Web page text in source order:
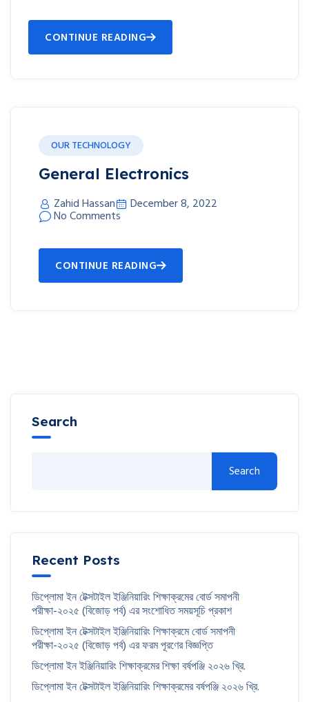
CONTINUE READING
OUR TECHNOLOGY
General Electronics
Zahid Hassan December 8, 2022
No Comments
CONTINUE READING
Search
Search
Recent Posts
ডিপ্লোমা ইন টেক্সটাইল ইঞ্জিনিয়ারিং শিক্ষাক্রমের বোর্ড সমাপনী
পরীক্ষা-২০২৫ (বিজোড় পর্ব) এর সংশোধিত সময়সূচি প্রকাশ
ডিপ্লোমা ইন টেক্সটাইল ইঞ্জিনিয়ারিং শিক্ষাক্রমে বোর্ড সমাপনী
পরীক্ষা-২০২৫ (বিজোড় পর্ব) এর ফরম পূরণের বিজ্ঞপ্তি
ডিপ্লোমা ইন ইঞ্জিনিয়ারিং শিক্ষাক্রমের শিক্ষা বর্ষপঞ্জি ২০২৬ খ্রি.
ডিপ্লোমা ইন টেক্সটাইল ইঞ্জিনিয়ারিং শিক্ষাক্রমের বর্ষপঞ্জি ২০২৬ খ্রি.